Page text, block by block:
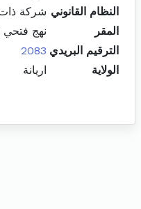
النظام القانوني شركة ذات
المقر
نهج فتحي زهير
الترقيم البريدي 2083
الولاية
اريانة